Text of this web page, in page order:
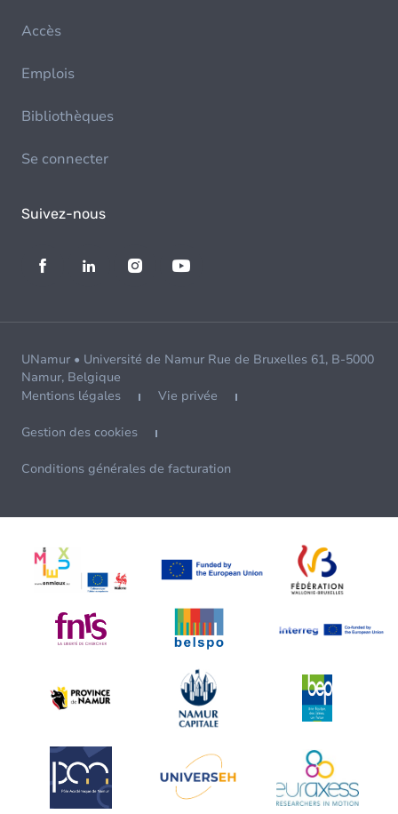
Accès
Emplois
Bibliothèques
Se connecter
Suivez-nous
UNamur • Université de Namur Rue de Bruxelles 61, B-5000
Namur, Belgique
Mentions légales
Vie privée
Gestion des cookies
Conditions générales de facturation